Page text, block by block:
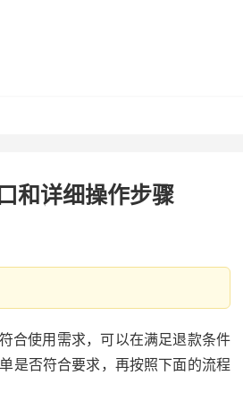
和详细操作步骤
合使用需求，可以在满足退款条件
是否符合要求，再按照下面的流程